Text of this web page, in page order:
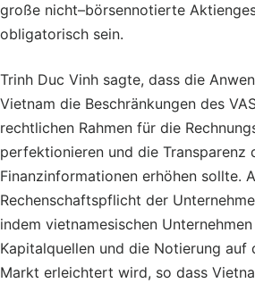
große nicht–börsennotierte
obligatorisch sein.
Trinh Duc Vinh sagte, dass die
Vietnam die Beschränkungen des
rechtlichen Rahmen für die
perfektionieren und die Transparenz
Finanzinformationen erhöhen sollte.
Rechenschaftspflicht der
indem vietnamesischen
Kapitalquellen und die Notierung auf
Markt erleichtert wird, so dass